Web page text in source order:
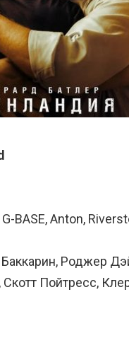
BASE, Anton,
Роджер
Пойтресс,